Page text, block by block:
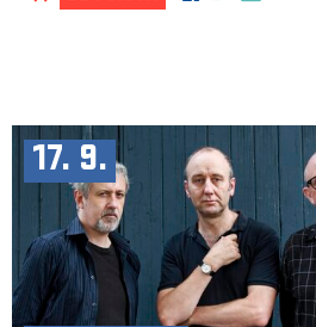
17. 9.